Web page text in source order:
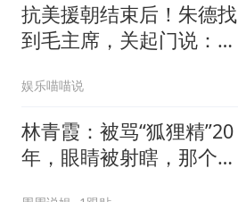
抗美援朝结束后！朱德找
到毛主席，关起门说：我
娱乐喵喵说
林青霞：被骂“狐狸精”20
年，眼睛被射瞎，那个男